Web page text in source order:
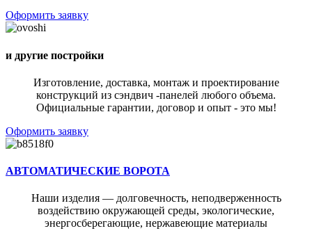
Оформить заявку
и другие постройки
Изготовление, доставка, монтаж и проектирование
конструкций из сэндвич -панелей любого объема.
Официальные гарантии, договор и опыт - это мы!
Оформить заявку
АВТОМАТИЧЕСКИЕ ВОРОТА
Наши изделия — долговечность, неподверженность
воздействию окружающей среды, экологические,
энергосберегающие, нержавеющие материалы